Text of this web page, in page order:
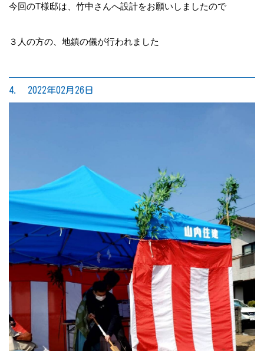
今回のT様邸は、竹中さんへ設計をお願いしましたので
３人の方の、地鎮の儀が行われました
4. 2022年02月26日